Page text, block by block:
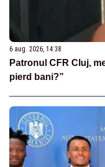
6 aug. 2026, 14:38
Patronul CFR Cluj,
pierd bani?”